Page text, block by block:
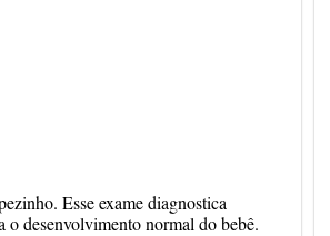
Esse exame diagnostica
o desenvolvimento normal do bebê.